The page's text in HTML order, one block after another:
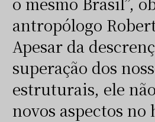
antropólogo
Apesar da
superação dos
estruturais, ele
novos aspectos no